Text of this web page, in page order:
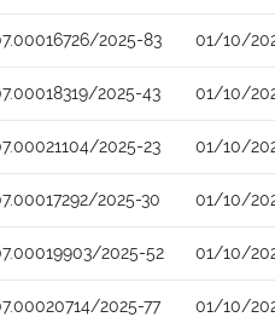
2025-83 01/10/
2025-43 01/10/
2025-23 01/10/
2025-30 01/10/
2025-52 01/10/
2025-77 01/10/